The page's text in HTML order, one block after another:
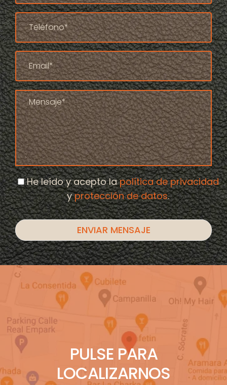
He leído y acepto lapolítica de privacidad
yprotección de datos.
PULSE PARA
LOCALIZARNOS